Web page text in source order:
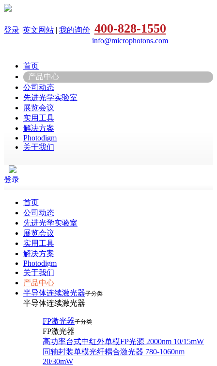
登录 |英文网站 | 我的询价 400-828-1550
info@microphotons.com
首页
产品中心
公司动态
先进光学实验室
展览会议
实用工具
解决方案
Photodigm
关于我们
登录
首页
公司动态
先进光学实验室
展览会议
实用工具
解决方案
Photodigm
关于我们
产品中心
半导体连续激光器子分类
半导体连续激光器
FP激光器子分类
FP激光器
高功率台式中红外单模FP光源 2000nm 10/15mW
同轴封装单模光纤耦合激光器 780-1060nm
20/30mW